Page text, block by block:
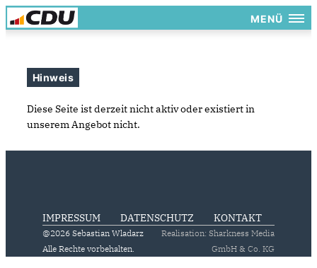
MENÜ
Hinweis
Diese Seite ist derzeit nicht aktiv oder existiert in
unserem Angebot nicht.
IMPRESSUM DATENSCHUTZ KONTAKT
@2026 Sebastian Wladarz
Alle Rechte vorbehalten.
Realisation: Sharkness Media
GmbH & Co. KG